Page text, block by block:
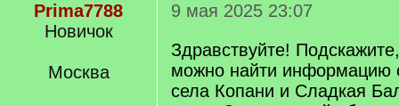
Prima7788
Новичок
Москва
9 мая 2025 23:07
Здравствуйте!
можно найти информацию
села Копани и Сладкая